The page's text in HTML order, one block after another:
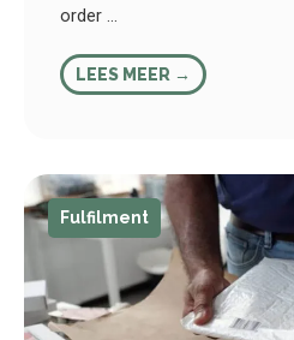
order ...
LEES MEER →
Fulfilment